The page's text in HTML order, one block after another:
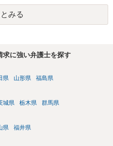
可能性がございます。 また、本件
期間の問題もございます。 開示請
だけでは足りず、実務を踏まえた
みる
求に強い弁護士を探す
県 山形県 福島県
城県 栃木県 群馬県
県 福井県